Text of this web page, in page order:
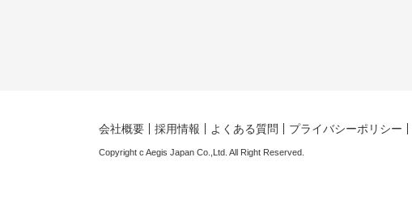
会社概要 採用情報 よくある質問 プライバシーポリシー
Copyright c Aegis Japan Co.,Ltd. All Right Reserved.